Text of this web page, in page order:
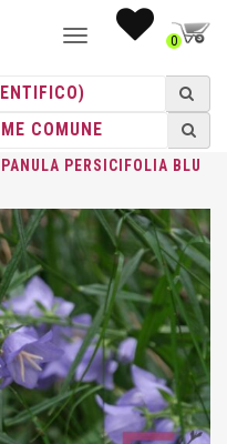
NAVIGAZIONE0
HOME/ ERBACEE ERBACEE
PERSICIFOLIA BLU